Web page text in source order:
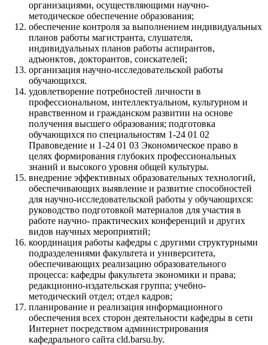
организациями, осуществляющими научно-
методическое обеспечение образования;
обеспечение контроля за выполнением индивидуальных
планов работы магистранта, слушателя,
индивидуальных планов работы аспирантов,
адъюнктов, докторантов, соискателей;
организация научно-исследовательской работы
обучающихся.
удовлетворение потребностей личности в
профессиональном, интеллектуальном, культурном и
нравственном и гражданском развитии на основе
получения высшего образования; подготовка
обучающихся по специальностям 1-24 01 02
Правоведение и 1-24 01 03 Экономическое право в
целях формирования глубоких профессиональных
знаний и высокого уровня общей культуры.
внедрение эффективных образовательных технологий,
обеспечивающих выявление и развитие способностей
для научно-исследовательской работы у обучающихся:
руководство подготовкой материалов для участия в
работе научно- практических конференций и других
видов научных мероприятий;
координация работы кафедры с другими структурными
подразделениями факультета и университета,
обеспечивающих реализацию образовательного
процесса: кафедры факультета экономики и права;
редакционно-издательская группа; учебно-
методический отдел; отдел кадров;
планирование и реализация информационного
обеспечения всех сторон деятельности кафедры в сети
Интернет посредством администрирования
кафедрального сайта cld.barsu.by.